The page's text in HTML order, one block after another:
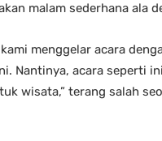
malam sederhana ala
menggelar acara
Nantinya, acara seperti
wisata,” terang salah